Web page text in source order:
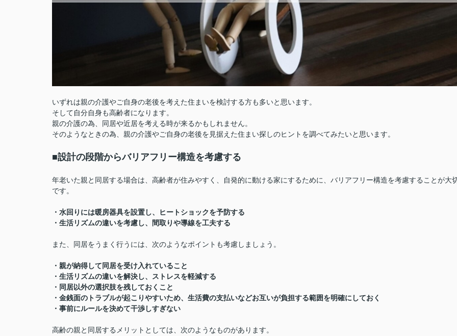
いずれは親の介護やご自身の老後を考えた住まいを検討する方も多いと思います。
そして自分自身も高齢者になります。
親の介護の為、同居や近居を考える時が来るかもしれません。
そのようなときの為、親の介護やご自身の老後を見据えた住まい探しのヒントを調べてみたいと思います。
■設計の段階からバリアフリー構造を考慮する
年老いた親と同居する場合は、高齢者が住みやすく、自発的に動ける家にするために、バリアフリー構造を考慮することが大
です。
・水回りには暖房器具を設置し、ヒートショックを予防する
・生活リズムの違いを考慮し、間取りや導線を工夫する
また、同居をうまく行うには、次のようなポイントも考慮しましょう。
・親が納得して同居を受け入れていること
・生活リズムの違いを解決し、ストレスを軽減する
・同居以外の選択肢を残しておくこと
・金銭面のトラブルが起こりやすいため、生活費の支払いなどお互いが負担する範囲を明確にしておく
・事前にルールを決めて干渉しすぎない
高齢の親と同居するメリットとしては、次のようなものがあります。